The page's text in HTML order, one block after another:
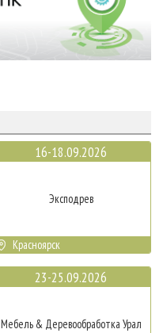
16-18.09.2026
Эксподрев
Красноярск
23-25.09.2026
Мебель & Деревообработка Урал